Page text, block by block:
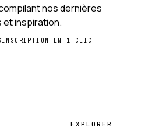
nos dernières
et inspiration.
EN 1 CLIC
EXPLORER